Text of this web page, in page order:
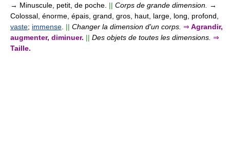
→ Minuscule, petit, de poche. || Corps de grande dimension.
→
Colossal, énorme, épais, grand, gros, haut, large, long, profond,
vaste; immense || Changer la dimension d'un corps. ⇒ Agrandir,
augmenter, diminuer. || Des objets de toutes les dimensions. ⇒
Taille.